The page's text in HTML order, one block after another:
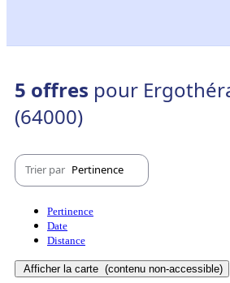
5 offres pour
(64000)
Trier par Pertinence
Pertinence
Date
Distance
Afficher la carte (contenu non-accessible)